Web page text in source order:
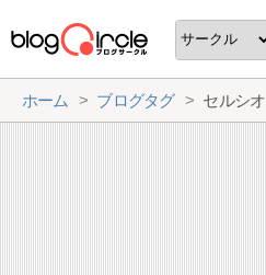
ホーム ブログタグ セルシオ